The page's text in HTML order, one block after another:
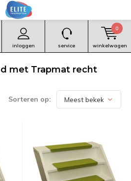
inloggen service winkelwagen
0
met Trapmat recht
Sorteren op: